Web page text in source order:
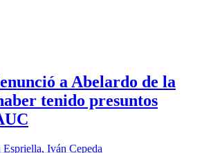
a Abelardo de la
tenido presuntos